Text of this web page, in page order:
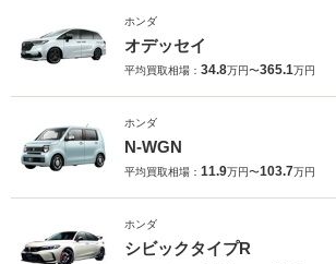
ホンダ
オデッセイ
平均買取相場： 34.8万円〜365.1万円
ホンダ
N-WGN
平均買取相場： 11.9万円〜103.7万円
ホンダ
シビックタイプR